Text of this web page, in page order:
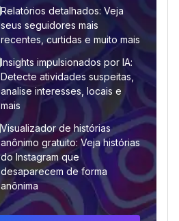
Relatórios detalhados: Veja
seus seguidores mais
recentes, curtidas e muito mais
Insights impulsionados por IA:
Detecte atividades suspeitas,
analise interesses, locais e
mais
Visualizador de histórias
anônimo gratuito: Veja histórias
do Instagram que
desaparecem de forma
anônima